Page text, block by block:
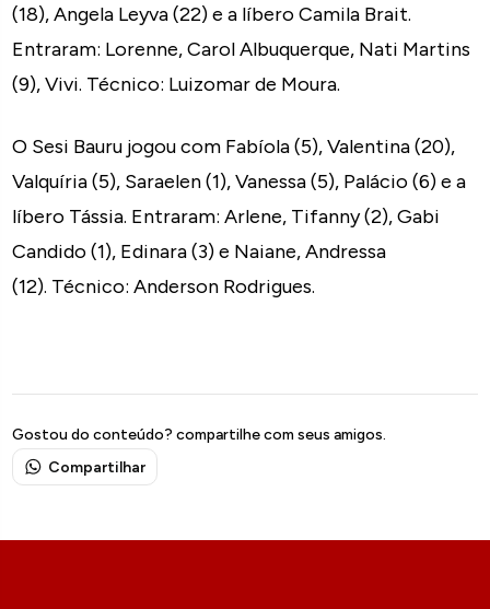
(18), Angela Leyva (22) e a líbero Camila Brait.
Entraram: Lorenne, Carol Albuquerque, Nati Martins
(9), Vivi. Técnico: Luizomar de Moura.
O Sesi Bauru jogou com Fabíola (5), Valentina (20),
Valquíria (5), Saraelen (1), Vanessa (5), Palácio (6) e a
líbero Tássia. Entraram: Arlene, Tifanny (2), Gabi
Candido (1), Edinara (3) e Naiane, Andressa
(12). Técnico: Anderson Rodrigues.
Gostou do conteúdo? compartilhe com seus amigos.
Compartilhar